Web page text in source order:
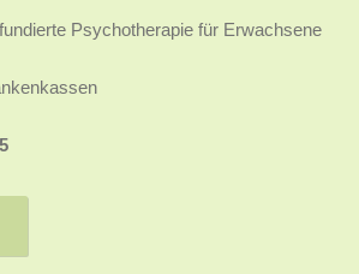
Psychotherapie für Erwachsene